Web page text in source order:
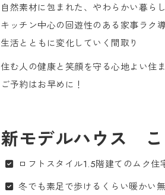
自然素材に包まれた、やわらかい暮らし
キッチン中心の回遊性のある家事ラク
生活とともに変化していく間取り
住む人の健康と笑顔を守る心地よい住
ご予約はお早めに！
新モデルハウス
ロフトスタイル1.5階建てのムク住
冬でも素足で歩けるくらい暖かい